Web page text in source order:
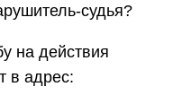
судья?
на действия
в адрес: